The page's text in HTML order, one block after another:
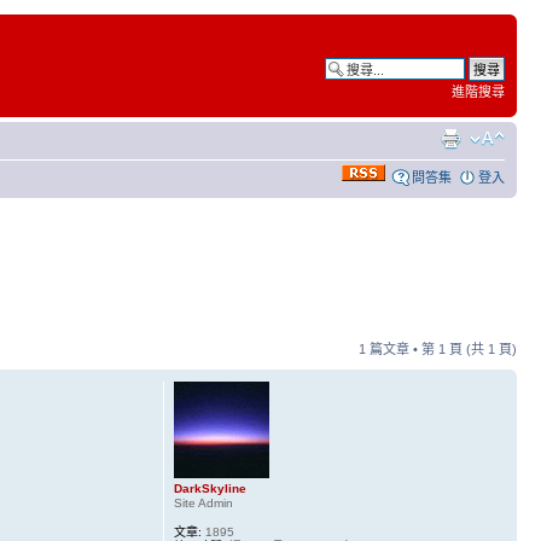
進階搜尋
問答集 登入
1 篇文章 • 第 1 頁 (共 1 頁)
DarkSkyline
Site Admin
文章: 1895